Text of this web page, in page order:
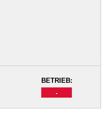
BETRIEB:
-